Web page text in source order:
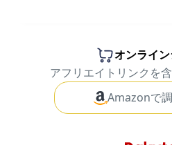
オンライ
アフリエイトリンクを
Amazonで